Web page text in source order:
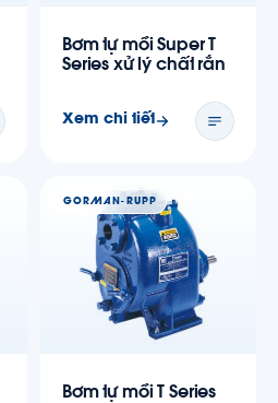
Bơm tự mồi Super T
Series xử lý chất rắn
Xem chi tiết
GORMAN-RUPP
Bơm tự mồi T Series